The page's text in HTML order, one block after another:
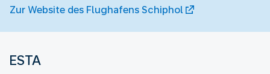
Zur Website des Flughafens Schiphol
ESTA